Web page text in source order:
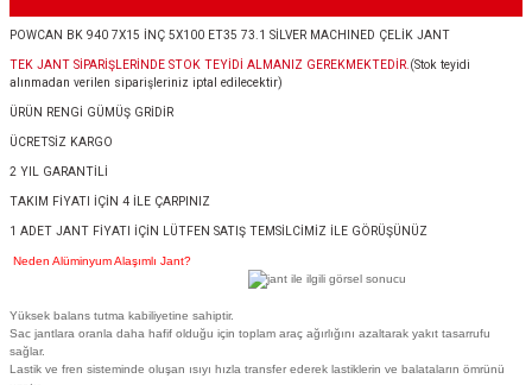
POWCAN BK 940 7X15 İNÇ 5X100 ET35 73.1 SİLVER MACHINED ÇELİK JANT
TEK JANT SİPARİŞLERİNDE STOK TEYİDİ ALMANIZ GEREKMEKTEDİR. (Stok teyidi
alınmadan verilen siparişleriniz iptal edilecektir)
ÜRÜN RENGİ GÜMÜŞ GRİDİR
ÜCRETSİZ KARGO
2 YIL GARANTİLİ
TAKIM FİYATI İÇİN 4 İLE ÇARPINIZ
1 ADET JANT FİYATI İÇİN LÜTFEN SATIŞ TEMSİLCİMİZ İLE GÖRÜŞÜNÜZ
Neden Alüminyum Alaşımlı Jant?
Yüksek balans tutma kabiliyetine sahiptir.
Sac jantlara oranla daha hafif olduğu için toplam araç ağırlığını azaltarak yakıt tasarrufu
sağlar.
Lastik ve fren sisteminde oluşan ısıyı hızla transfer ederek lastiklerin ve balataların ömrünü